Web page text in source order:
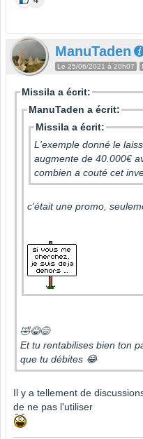
ManuTaden
Le 25/06/2021 à 20h07
Missila a écrit:
ManuTaden a écrit:
Missila a écrit:
L'exemple donné le
augmente de 40.000€
combien a couté cet
c'était une promo,
🤣😂😅
Et tu rentabilises bien ton
que tu débites 😂
Il y a tellement de
de ne pas l'utiliser